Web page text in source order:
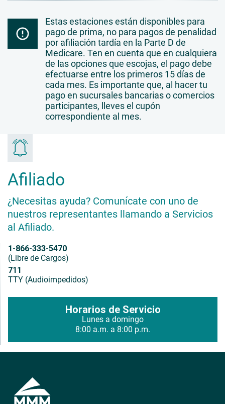
Estas estaciones están disponibles para
pago de prima, no para pagos de penalidad
por afiliación tardía en la Parte D de
Medicare. Ten en cuenta que en cualquiera
de las opciones que escojas, el pago debe
efectuarse entre los primeros 15 días de
cada mes. Es importante que, al hacer tu
pago en sucursales bancarias o comercios
participantes, lleves el cupón
correspondiente al mes.
Afiliado
¿Necesitas ayuda? Comunícate con uno de
nuestros representantes llamando a Servicios
al Afiliado.
1-866-333-5470
(Libre de Cargos)
711
TTY (Audioimpedidos)
Horarios de Servicio
Lunes a domingo
8:00 a.m. a 8:00 p.m.